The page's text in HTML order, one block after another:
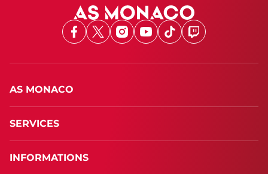
Facebook
X Instagram
Youtube
TikTokTwitch
AS MONACO
SERVICES
INFORMATIONS